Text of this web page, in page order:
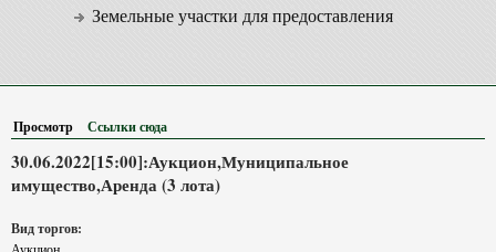
Земельные участки для предоставления
Просмотр (активная вкладка)
Ссылки сюда
30.06.2022[15:00]:Аукцион,Муниципальное
имущество,Аренда (3 лота)
Вид торгов: